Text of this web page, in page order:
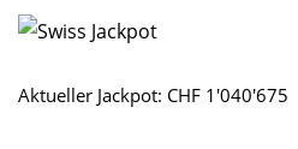
Aktueller Jackpot: CHF 1'040'675